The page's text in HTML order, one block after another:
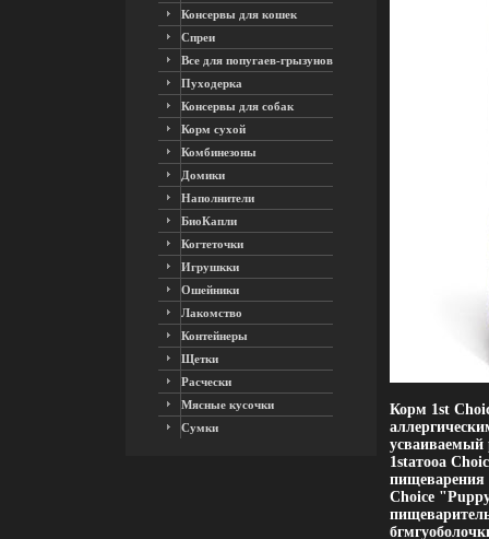
Консервы для кошек
Спреи
Все для попугаев-грызунов
Пуходерка
Консервы для собак
Корм сухой
Комбинезоны
Домики
Наполнители
БиоКапли
Когтеточки
Игрушкки
Ошейники
Лакомство
Контейнеры
Щетки
Расчески
Мясные кусочки
Сумки
Корм 1st
усваиваемый
1stатооа
пищеварения
Choice